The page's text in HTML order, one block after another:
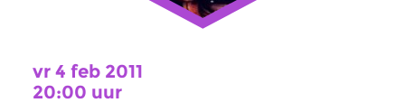
vr 4 feb 2011
20:00 uur